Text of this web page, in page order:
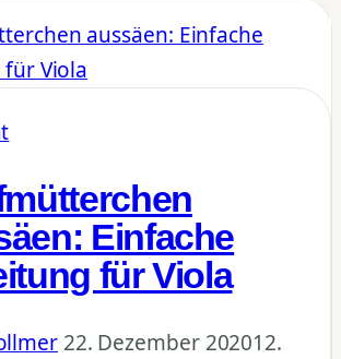
Einfache
für Viola
22. Dezember 202012.